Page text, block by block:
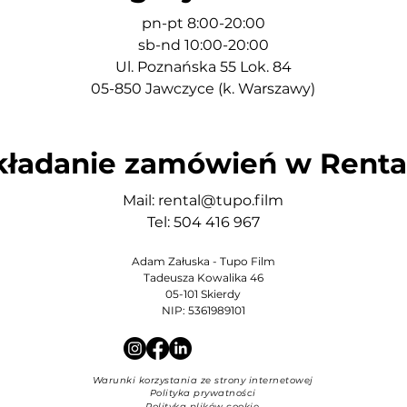
pn-pt 8:00-20:00
sb-nd 10:00-20:00
Ul. Poznańska 55 Lok. 84
05-850 Jawczyce (k. Warszawy)​
zamówień w
Mail: rental@tupo.film
Tel: 504 416 967
​Adam Załuska - Tupo Film
Tadeusza Kowalika 46
05-101 Skierdy
NIP: 5361989101
Warunki korzystania ze strony internetowej
Polityka prywatności